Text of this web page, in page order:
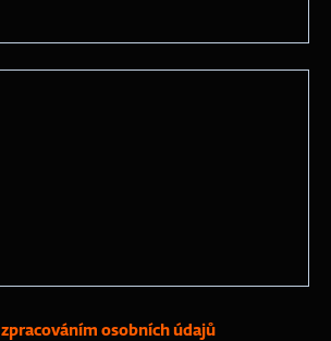
zpracováním osobních údajů